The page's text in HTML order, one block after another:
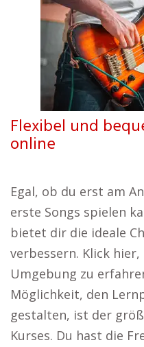
Flexibel und
online
Egal, ob du erst am
erste Songs spielen
bietet dir die ideale
verbessern. Klick
Umgebung zu
Möglichkeit, den
gestalten, ist der
Kurses. Du hast die